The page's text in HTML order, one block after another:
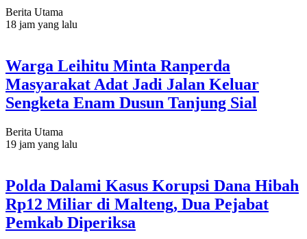
Berita Utama
18 jam yang lalu
Warga Leihitu Minta Ranperda
Masyarakat Adat Jadi Jalan Keluar
Sengketa Enam Dusun Tanjung Sial
Berita Utama
19 jam yang lalu
Polda Dalami Kasus Korupsi Dana Hibah
Rp12 Miliar di Malteng, Dua Pejabat
Pemkab Diperiksa